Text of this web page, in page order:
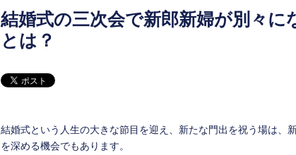
結婚式の三次会で新郎新婦が別々に
とは？
結婚式という人生の大きな節目を迎え、新たな門出を祝う場は、
を深める機会でもあります。